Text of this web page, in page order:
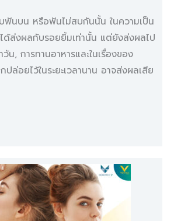
นบน หรือฟันไม่สบกันนั้น ในความเป็น
ด้ส่งผลกับรอยยิ้มเท่านั้น แต่ยังส่งผลไป
วัน, การทานอาหารและในเรื่องของ
ล่อยไว้ในระยะเวลานาน อาจส่งผลเสีย